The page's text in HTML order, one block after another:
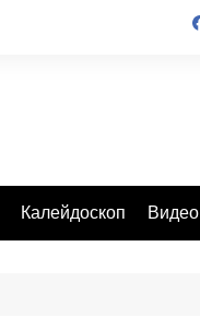
Калейдоскоп Видео